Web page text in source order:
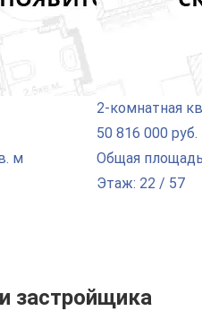
м
2-комнатная
50 816 000 руб.
Общая
Этаж: 22 / 57
застройщика